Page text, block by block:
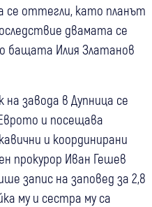
се оттегли, като планът
двамата се
бащата Илия Златанов
завода в Дупница се
и посещава
и координирани
прокурор Иван Гешев
запис на заповед за 2,8
му и сестра му са